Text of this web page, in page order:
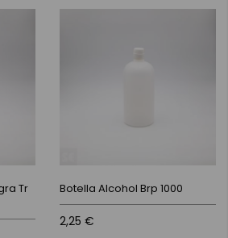
Tr
Botella Alcohol Brp 1000
2,25 €